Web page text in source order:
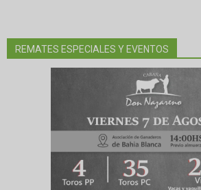
REMATES ESPECIALES Y EVENTOS